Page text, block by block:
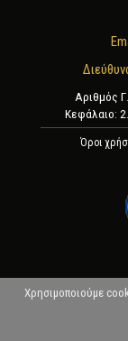
Χρησιμοποιούμε
Αριθμός
Κεφάλαιο:
Όροι